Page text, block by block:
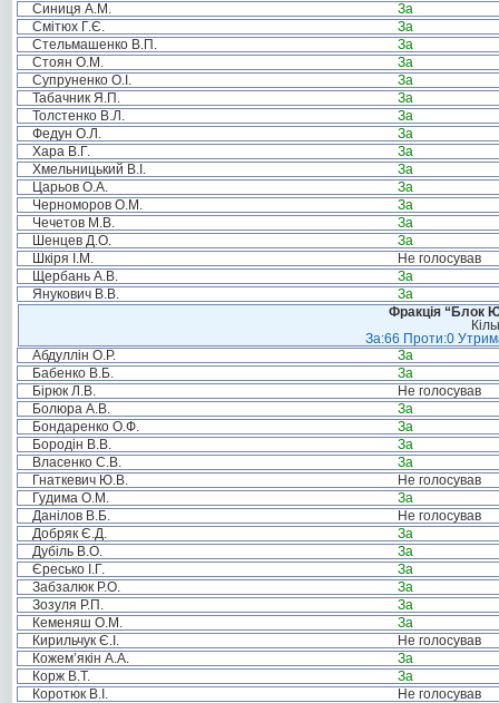
Синиця А.М.
За
Смітюх Г.Є.
За
Стельмашенко В.П.
За
Стоян О.М.
За
Супруненко О.І.
За
Табачник Я.П.
За
Толстенко В.Л.
За
Федун О.Л.
За
Хара В.Г.
За
Хмельницький В.І.
За
Царьов О.А.
За
Черноморов О.М.
За
Чечетов М.В.
За
Шенцев Д.О.
За
Шкіря І.М.
Не голосував
Щербань А.В.
За
Янукович В.В.
За
Фракція “Блок
За:66 Проти:0
Абдуллін О.Р.
За
Бабенко В.Б.
За
Бірюк Л.В.
Не голосував
Болюра А.В.
За
Бондаренко О.Ф.
За
Бородін В.В.
За
Власенко С.В.
За
Гнаткевич Ю.В.
Не голосував
Гудима О.М.
За
Данілов В.Б.
Не голосував
Добряк Є.Д.
За
Дубіль В.О.
За
Єресько І.Г.
За
Забзалюк Р.О.
За
Зозуля Р.П.
За
Кеменяш О.М.
За
Кирильчук Є.І.
Не голосував
Кожем’якін А.А.
За
Корж В.Т.
За
Коротюк В.І.
Не голосував